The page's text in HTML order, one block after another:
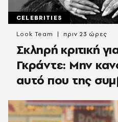
CELEBRITIES
Σκληρή κριτική
Γκράντε: Μην
αυτό που της
Look Team πριν 23 ώρες